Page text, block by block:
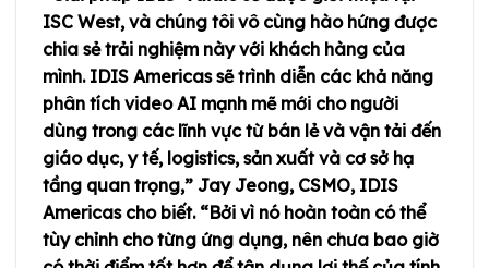
ISC West, và chúng tôi vô cùng hào hứng được
chia sẻ trải nghiệm này với khách hàng của
mình. IDIS Americas sẽ trình diễn các khả năng
phân tích video AI mạnh mẽ mới cho người
dùng trong các lĩnh vực từ bán lẻ và vận tải đến
giáo dục, y tế, logistics, sản xuất và cơ sở hạ
tầng quan trọng,” Jay Jeong, CSMO, IDIS
Americas cho biết. “Bởi vì nó hoàn toàn có thể
tùy chỉnh cho từng ứng dụng, nên chưa bao giờ